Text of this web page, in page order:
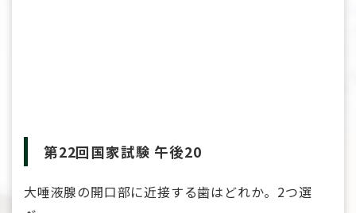
第22回国家試験 午後20
大唾液腺の開口部に近接する歯はどれか。2つ選